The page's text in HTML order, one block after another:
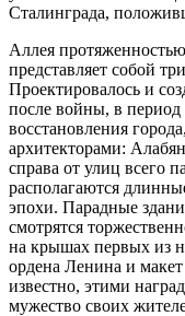
Сталинграда,
Аллея
представляет собой
Проектировалось и
после войны, в период
восстановления
архитекторами:
справа от улиц всего
располагаются
эпохи. Парадные
смотрятся
на крышах первых из
ордена Ленина и макет
известно, этими
мужество своих